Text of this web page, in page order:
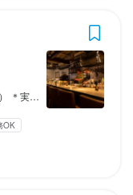
の方は大歓迎！
OK
制(毎回、時間・曜日を選べる)
)))
完全週休2日制
GW休暇あり
み)
）
、Instagramでも発
www.instagram.co
www.instagram.co